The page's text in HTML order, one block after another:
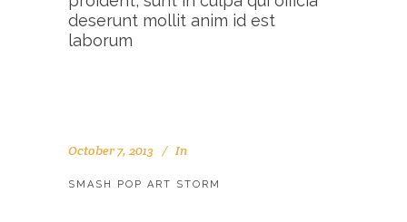
deserunt mollit anim id est
laborum
October 7, 2013 In
SMASH POP ART STORM